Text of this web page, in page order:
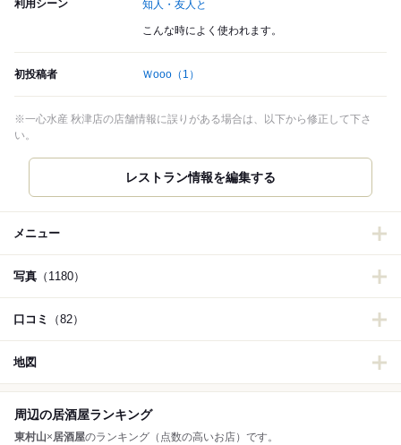
利用シーン 知人・友人と
こんな時によく使われます。
初投稿者 Ｗooo （1）
※一心水産 秋津店の店舗情報に誤りがある場合は、以下から修正して下さ
い。
レストラン情報を編集する
メニュー
写真 （1180）
口コミ （82）
地図
周辺の居酒屋ランキング
東村山×居酒屋のランキング（点数の高いお店）です。